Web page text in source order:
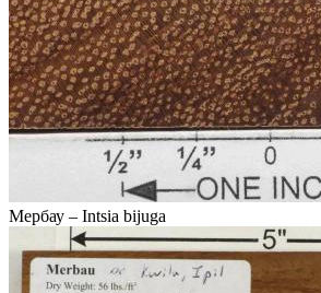
Мербау – Intsia bijuga